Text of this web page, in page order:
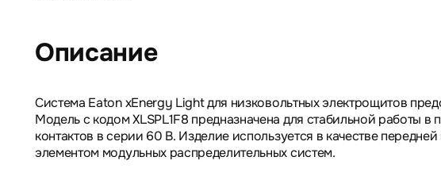
Описание
Система Eaton xEnergy Light для низковольтных электрощитов
Модель с кодом XLSPL1F8 предназначена для стабильной работы
контактов в серии 60 В. Изделие используется в качестве
элементом модульных распределительных систем.